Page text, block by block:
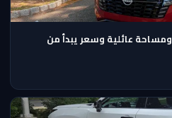
نيسان باثفايندر ٢٠٢٦: دفع V‑٦ ومساحة عائلية وسعر يبدأ من